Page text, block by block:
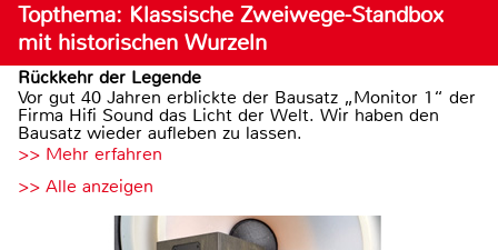
Topthema: Klassische Zweiwege-Standbox
mit historischen Wurzeln
Rückkehr der Legende
Vor gut 40 Jahren erblickte der Bausatz „Monitor 1“ der
Firma Hifi Sound das Licht der Welt. Wir haben den
Bausatz wieder aufleben zu lassen.
>> Mehr erfahren
>> Alle anzeigen